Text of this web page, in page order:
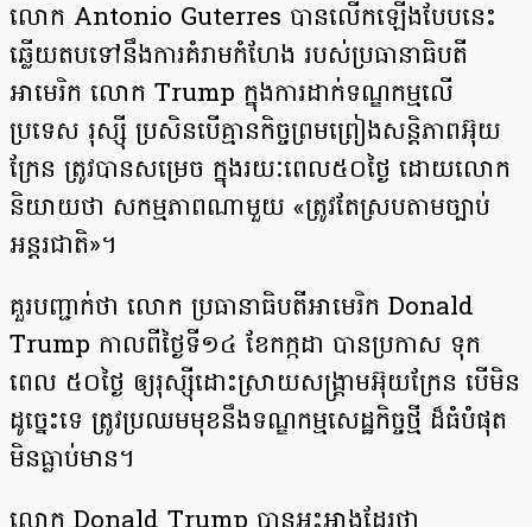
លោក Antonio Guterres បានលើកឡើងបែបនេះ
ឆ្លើយតបទៅនឹងការគំរាមកំហែង របស់ប្រធានាធិបតី
អាមេរិក លោក Trump ក្នុងការដាក់ទណ្ឌកម្មលើ
ប្រទេស រុស្ស៊ី ប្រសិនបើគ្មានកិច្ចព្រមព្រៀងសន្តិភាពអ៊ុយ
ក្រែន ត្រូវបានសម្រេច ក្នុងរយៈពេល៥០ថ្ងៃ ដោយលោក
និយាយថា សកម្មភាពណាមួយ «ត្រូវតែស្របតាមច្បាប់
អន្តរជាតិ»។
គួរបញ្ជាក់ថា លោក ប្រធានាធិបតីអាមេរិក Donald
Trump កាលពីថ្ងៃទី១៤ ខែកក្កដា បានប្រកាស ទុក
ពេល ៥០ថ្ងៃ ឲ្យរុស្ស៊ីដោះស្រាយសង្គ្រាមអ៊ុយក្រែន បើមិន
ដូច្នេះទេ ត្រូវប្រឈមមុខនឹងទណ្ឌកម្មសេដ្ឋកិច្ចថ្មី ដ៏ធំបំផុត
មិនធ្លាប់មាន។